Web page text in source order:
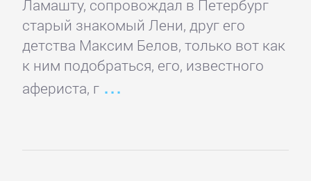
Ламашту, сопровождал в Петербург
старый знакомый Лени, друг его
детства Максим Белов, только вот как
к ним подобраться, его, известного
афериста, г
Зарубежная
прикладная
и